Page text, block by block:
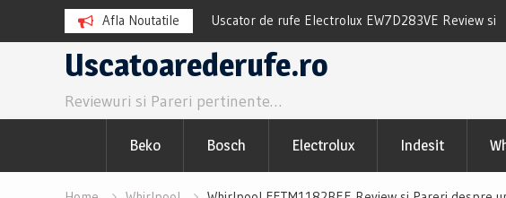
Afla Noutatile
Review si Pareri
Uscator de rufe Electrolux EW7D283VE Review si
Pareri utile
Uscatoarederufe.ro
Reviewuri si Pareri pertinente…
Beko Bosch Electrolux Indesit